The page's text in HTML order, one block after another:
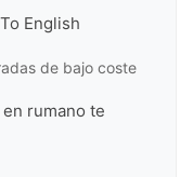
English
de bajo coste
rumano te